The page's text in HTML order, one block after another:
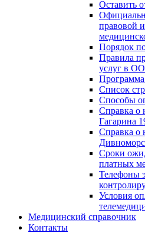
Оставить
правовой
Порядок
Правила
услуг в
Список
Способы
Справка о
Гагарина
Справка о
Сроки
платных
Телефоны
Условия
Медицинский справочник
Контакты